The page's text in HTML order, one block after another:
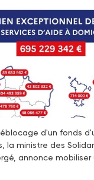
d'un fonds
la ministre des
annonce mobiliser